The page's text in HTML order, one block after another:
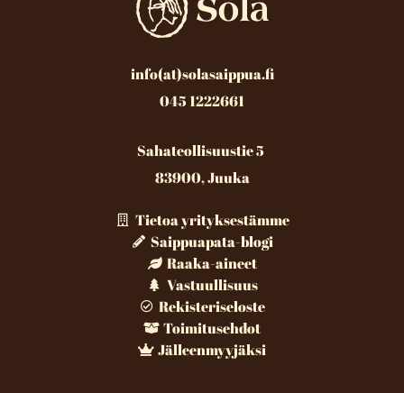
info(at)solasaippua.fi
045 1222661
Sahateollisuustie 5
83900, Juuka
Tietoa yrityksestämme
Saippuapata-blogi
Raaka-aineet
Vastuullisuus
Rekisteriseloste
Toimitusehdot
Jälleenmyyjäksi